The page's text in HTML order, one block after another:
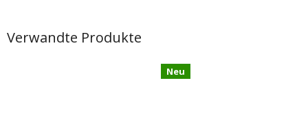
Verwandte Produkte
Neu